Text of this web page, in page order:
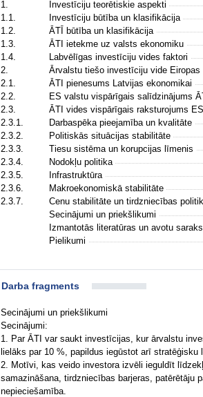
1.
Investīciju teorētiskie aspekti
1.1.
Investīciju būtība un klasifikācija
1.2.
ĀTĪ būtība un klasifikācija
1.3.
ĀTI ietekme uz valsts ekonomiku
1.4.
Labvēlīgas investīciju vides faktori
2.
Ārvalstu tiešo investīciju vide
2.1.
ĀTI pienesums Latvijas ekonomikai
2.2.
ES valstu vispārīgais salīdzinājums
2.3.
ĀTI vides vispārīgais raksturojums
2.3.1.
Darbaspēka pieejamība un kvalitāte
2.3.2.
Politiskās situācijas stabilitāte
2.3.3.
Tiesu sistēma un korupcijas līmenis
2.3.4.
Nodokļu politika
2.3.5.
Infrastruktūra
2.3.6.
Makroekonomiskā stabilitāte
2.3.7.
Cenu stabilitāte un tirdzniecības
Secinājumi un priekšlikumi
Izmantotās literatūras un avotu
Pielikumi
Darba fragments
Secinājumi un priekšlikumi
Secinājumi:
1. Par ĀTI var saukt investīcijas, kur ārvalstu
lielāks par 10 %, papildus iegūstot arī stratēģisku
2. Motīvi, kas veido investora izvēli ieguldīt
samazināšana, tirdzniecības barjeras, patērētāju
nepieciešamība.